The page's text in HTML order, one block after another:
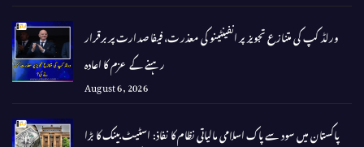
ورلڈ کپ کی متنازع تجویز پر انفینٹینو کی معذرت، فیفا صدارت پر برقرار
رہنے کے عزم کا اعادہ
August 6, 2026
پاکستان میں سود سے پاک اسلامی مالیاتی نظام کا نفاذ: اسٹیٹ بینک کا بڑا